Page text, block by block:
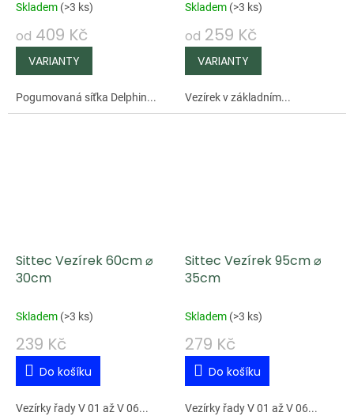
Skladem (>3 ks)
od 409 Kč
Pogumovaná síťka Delphin...
Skladem (>3 ks)
od 259 Kč
Vezírek v základním...
Sittec Vezírek 60cm ⌀
30cm
Skladem (>3 ks)
239 Kč
Do košíku
Vezírky řady V 01 až V 06...
Sittec Vezírek 95cm ⌀
35cm
Skladem (>3 ks)
279 Kč
Do košíku
Vezírky řady V 01 až V 06...